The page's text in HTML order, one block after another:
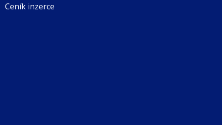
Ceník inzerce